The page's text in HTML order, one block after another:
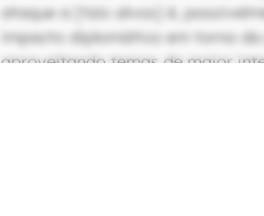
ataque a [tais alvos] é,
impacto diplomático em torno
aproveitando temas de maior